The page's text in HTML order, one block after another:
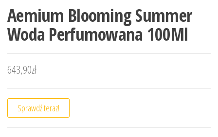
Aemium Blooming Summer
Woda Perfumowana 100Ml
643,90zł
Sprawdź teraz!